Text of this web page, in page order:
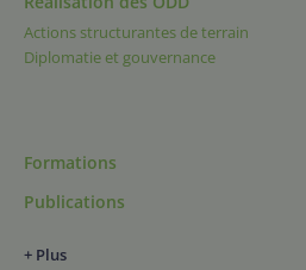
Actions structurantes de terrain
Diplomatie et gouvernance
Formations
Publications
+ Plus